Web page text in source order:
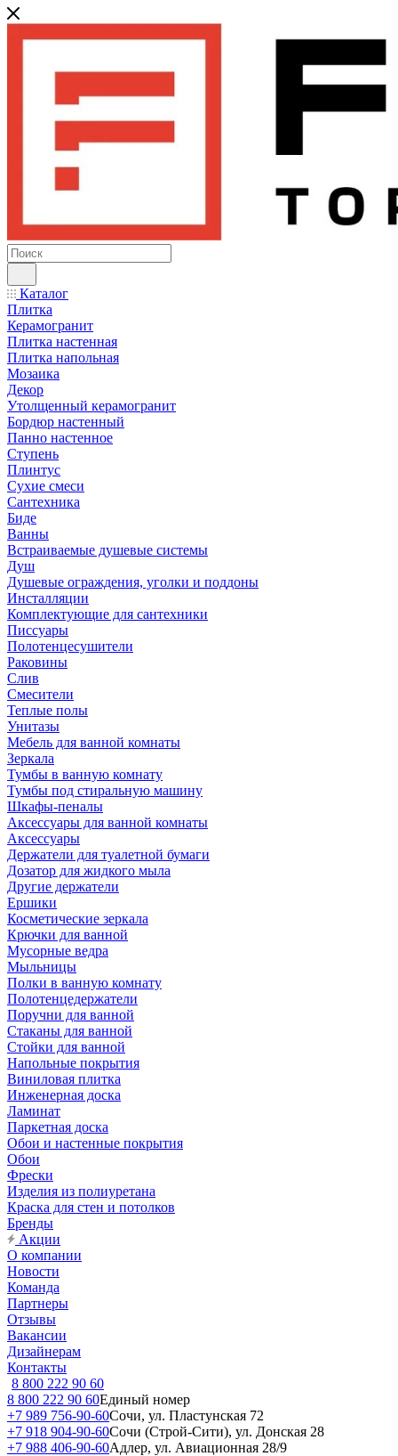
Каталог
Плитка
Керамогранит
Плитка настенная
Плитка напольная
Мозаика
Декор
Утолщенный керамогранит
Бордюр настенный
Панно настенное
Ступень
Плинтус
Сухие смеси
Сантехника
Биде
Ванны
Встраиваемые душевые системы
Душ
Душевые ограждения, уголки и поддоны
Инсталляции
Комплектующие для сантехники
Писсуары
Полотенцесушители
Раковины
Слив
Смесители
Теплые полы
Унитазы
Мебель для ванной комнаты
Зеркала
Тумбы в ванную комнату
Тумбы под стиральную машину
Шкафы-пеналы
Аксессуары для ванной комнаты
Аксессуары
Держатели для туалетной бумаги
Дозатор для жидкого мыла
Другие держатели
Ершики
Косметические зеркала
Крючки для ванной
Мусорные ведра
Мыльницы
Полки в ванную комнату
Полотенцедержатели
Поручни для ванной
Стаканы для ванной
Стойки для ванной
Напольные покрытия
Виниловая плитка
Инженерная доска
Ламинат
Паркетная доска
Обои и настенные покрытия
Обои
Фрески
Изделия из полиуретана
Краска для стен и потолков
Бренды
Акции
О компании
Новости
Команда
Партнеры
Отзывы
Вакансии
Дизайнерам
Контакты
8 800 222 90 60
8 800 222 90 60Единый номер
+7 989 756-90-60Сочи, ул. Пластунская 72
+7 918 904-90-60Сочи (Строй-Сити), ул. Донская 28
+7 988 406-90-60Адлер, ул. Авиационная 28/9